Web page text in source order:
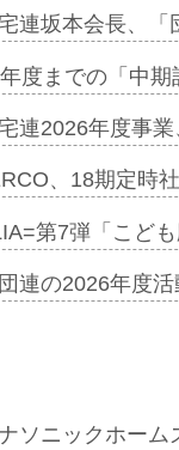
加=リンナ…
見込む=…
開始=三協…
連坂本会長、
度までの「中
連2026年度事
、18期定時
第7弾「こど
連の2026年度
ず=「物…
ソニックホー